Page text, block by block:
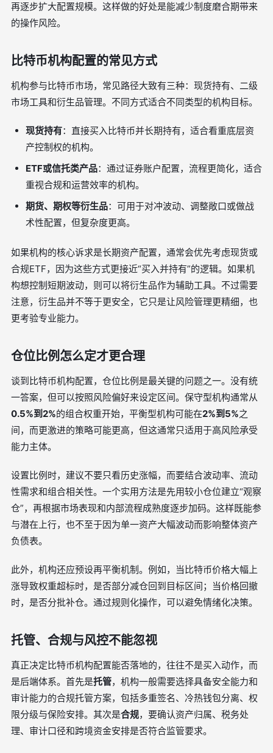
再逐步扩大配置规模。这样做的好处是能减少制度磨合期带来
的操作风险。
比特币机构配置的常见方式
机构参与比特币市场，常见路径大致有三种：现货持有、二级
市场工具和衍生品管理。不同方式适合不同类型的机构目标。
现货持有：直接买入比特币并长期持有，适合看重底层资
产控制权的机构。
ETF或信托类产品：通过证券账户配置，流程更简化，适合
重视合规和运营效率的机构。
期货、期权等衍生品：可用于对冲波动、调整敞口或做战
术性配置，但复杂度更高。
如果机构的核心诉求是长期资产配置，通常会优先考虑现货或
合规ETF，因为这些方式更接近“买入并持有”的逻辑。如果机
构想控制短期波动，则可以将衍生品作为辅助工具。不过需要
注意，衍生品并不等于更安全，它只是让风险管理更精细，也
更考验专业能力。
仓位比例怎么定才更合理
谈到比特币机构配置，仓位比例是最关键的问题之一。没有统
一答案，但可以按照风险偏好来设定区间。保守型机构通常从
0.5%到2%的组合权重开始，平衡型机构可能在2%到5%之
间，而更激进的策略可能更高，但这通常只适用于高风险承受
能力主体。
设置比例时，建议不要只看历史涨幅，而要结合波动率、流动
性需求和组合相关性。一个实用方法是先用较小仓位建立“观察
仓”，再根据市场表现和内部流程成熟度逐步加码。这样既能参
与潜在上行，也不至于因为单一资产大幅波动而影响整体资产
负债表。
此外，机构还应预设再平衡机制。例如，当比特币价格大幅上
涨导致权重超标时，是否部分减仓回到目标区间；当价格回撤
时，是否分批补仓。通过规则化操作，可以避免情绪化决策。
托管、合规与风控不能忽视
真正决定比特币机构配置能否落地的，往往不是买入动作，而
是后端体系。首先是托管，机构一般需要选择具备安全能力和
审计能力的合规托管方案，包括多重签名、冷热钱包分离、权
限分级与保险安排。其次是合规，要确认资产归属、税务处
理、审计口径和跨境资金安排是否符合监管要求。